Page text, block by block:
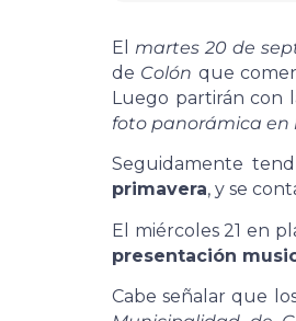
El martes 20 de
de Colón que
Luego partirán con
foto panorámica en
Seguidamente
primavera, y se
El miércoles 21 en
presentación
Cabe señalar que